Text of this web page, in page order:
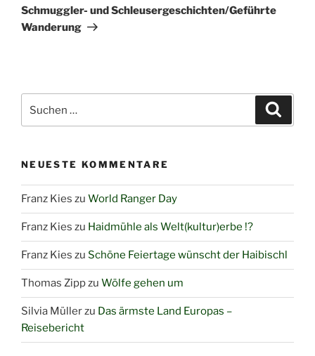
Beitrag
Schmuggler- und Schleusergeschichten/Geführte
Wanderung
nach:
NEUESTE KOMMENTARE
Franz Kies zu World Ranger Day
Franz Kies zu Haidmühle als Welt(kultur)erbe !?
Franz Kies zu Schöne Feiertage wünscht der Haibischl
Thomas Zippzu Wölfe gehen um
Silvia Müllerzu Das ärmste Land Europas –
Reisebericht